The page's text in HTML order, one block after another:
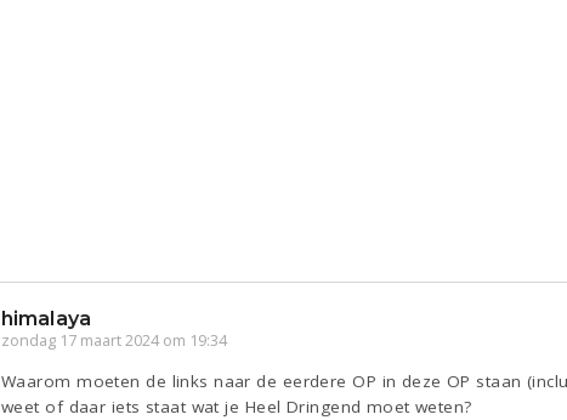
himalaya
zondag 17 maart 2024 om 19:34
Waarom moeten de links naar de eerdere OP in deze OP staan
weet of daar iets staat wat je Heel Dringend moet weten?